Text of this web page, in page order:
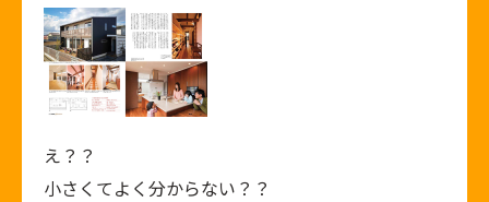
え？？
小さくてよく分からない？？